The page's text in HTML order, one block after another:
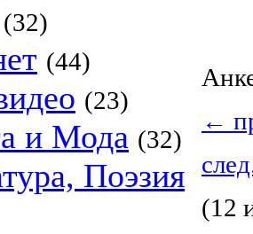
(32)
(44)
(23)
и Мода (32)
Поэзия
←
(12